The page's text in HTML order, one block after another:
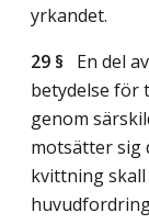
yrkandet.
29 § En del
betydelse för
genom
motsätter sig
kvittning skall